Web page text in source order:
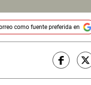
como fuente preferida en